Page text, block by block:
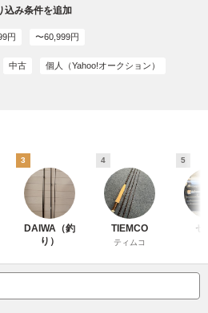
込み条件を追加
円 〜60,999円
中古 個人（Yahoo!オークション）
3
DAIWA（釣
り）
4
TIEMCO
ティムコ
5
セ